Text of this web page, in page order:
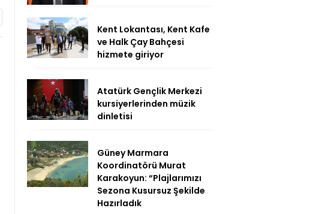
Kent Lokantası, Kent Kafe
ve Halk Çay Bahçesi
hizmete giriyor
Atatürk Gençlik Merkezi
kursiyerlerinden müzik
dinletisi
Güney Marmara
Koordinatörü Murat
Karakoyun: “Plajlarımızı
Sezona Kusursuz Şekilde
Hazırladık